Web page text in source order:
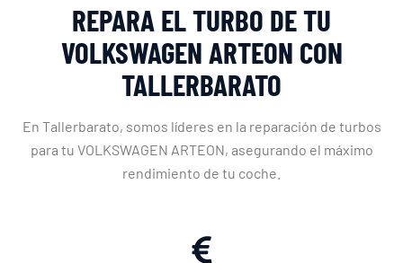
REPARA EL TURBO DE TU
VOLKSWAGEN ARTEON CON
TALLERBARATO
En Tallerbarato, somos líderes en la reparación de turbos
para tu VOLKSWAGEN ARTEON, asegurando el máximo
rendimiento de tu coche.